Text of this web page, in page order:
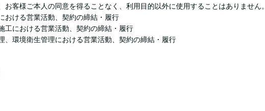
客様ご本人の同意を得ることなく、利用目的以外に使用することはありません。
おける営業活動、契約の締結・履行
工における営業活動、契約の締結・履行
、環境衛生管理における営業活動、契約の締結・履行